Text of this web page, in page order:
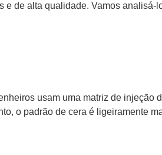
e de alta qualidade. Vamos analisá-
usam uma matriz de injeção
o padrão de cera é ligeiramente